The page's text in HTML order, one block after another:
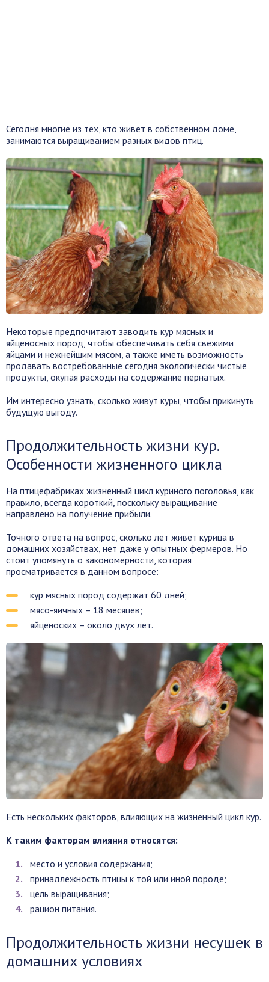
Сегодня многие из тех, кто живет в собственном доме,
занимаются выращиванием разных видов птиц.
Некоторые предпочитают заводить кур мясных и
яйценосных пород, чтобы обеспечивать себя свежими
яйцами и нежнейшим мясом, а также иметь возможность
продавать востребованные сегодня экологически чистые
продукты, окупая расходы на содержание пернатых.
Им интересно узнать, сколько живут куры, чтобы прикинуть
будущую выгоду.
Продолжительность жизни кур.
Особенности жизненного цикла
На птицефабриках жизненный цикл куриного поголовья, как
правило, всегда короткий, поскольку выращивание
направлено на получение прибыли.
Точного ответа на вопрос, сколько лет живет курица в
домашних хозяйствах, нет даже у опытных фермеров. Но
стоит упомянуть о закономерности, которая
просматривается в данном вопросе:
кур мясных пород содержат 60 дней;
мясо-яичных – 18 месяцев;
яйценоских – около двух лет.
Есть нескольких факторов, влияющих на жизненный цикл кур.
К таким факторам влияния относятся:
место и условия содержания;
принадлежность птицы к той или иной породе;
цель выращивания;
рацион питания.
Продолжительность жизни несушек в
домашних условиях